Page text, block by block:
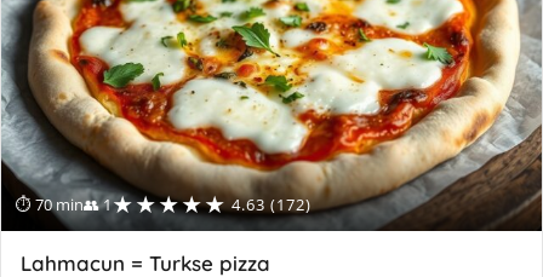
⏱ 70 min👥 1★★★★★ 4.63 (172)
Lahmacun = Turkse pizza